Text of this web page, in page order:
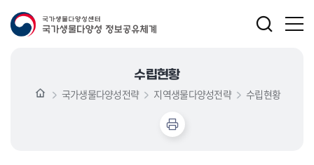
수립현황
국가생물다양성전략 지역생물다양성전략 수립현황